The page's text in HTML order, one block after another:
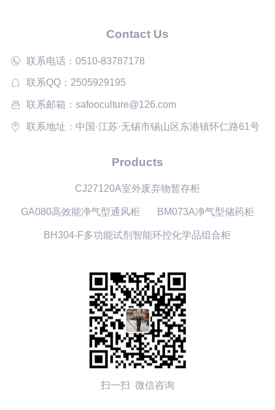
Contact Us
联系电话：0510-83787178
联系QQ：2505929195
联系邮箱：safooculture@126.com
联系地址：中国·江苏·无锡市锡山区东港镇怀仁路61号
Products
CJ27120A室外废弃物暂存柜
GA080高效能净气型通风柜 BM073A净气型储药柜
BH304-F多功能试剂智能环控化学品组合柜
扫一扫 微信咨询